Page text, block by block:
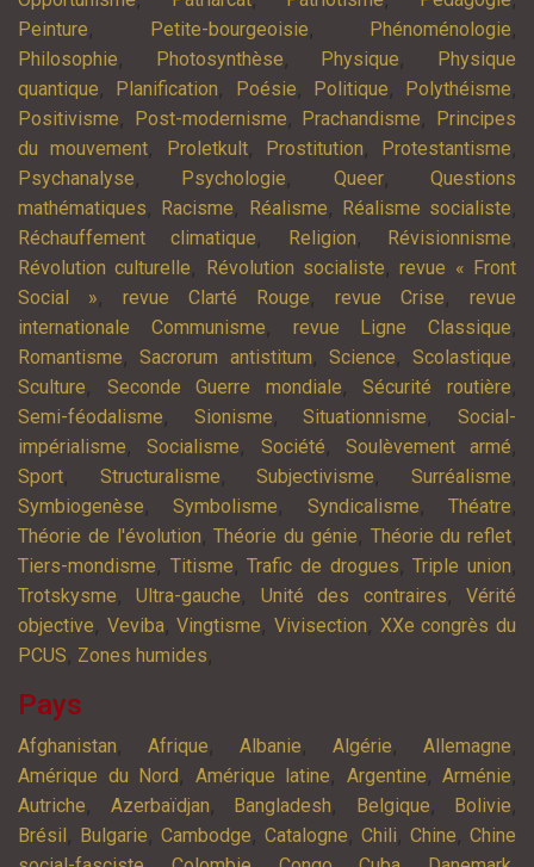
Peinture, Petite-bourgeoisie, Phénoménologie,
Philosophie, Photosynthèse, Physique,
Physique
quantique, Planification, Poésie, Politique, Polythéisme,
Positivisme, Post-modernisme, Prachandisme,
Principes
du mouvement, Proletkult, Prostitution, Protestantisme,
Psychanalyse, Psychologie, Queer,Questions
mathématiques, Racisme, Réalisme, Réalisme socialiste,
Réchauffement climatique, Religion, Révisionnisme,
Révolution culturelle, Révolution socialiste,revue « Front
Social », revue Clarté Rouge, revue Crise, revue
internationale Communisme, revue Ligne Classique,
Romantisme,Sacrorum antistitum, Science, Scolastique,
Sculture, Seconde Guerre mondiale,Sécurité routière,
Semi-féodalisme, Sionisme,Situationnisme,Social-
impérialisme,Socialisme, Société, Soulèvement armé,
Sport, Structuralisme,Subjectivisme,Surréalisme,
Symbiogenèse,Symbolisme, Syndicalisme,Théatre,
Théorie de l'évolution,Théorie du génie, Théorie du reflet,
Tiers-mondisme, Titisme,Trafic de drogues,Triple union,
Trotskysme,Ultra-gauche, Unité des contraires,Vérité
objective, Veviba,Vingtisme,Vivisection, XXe congrès du
PCUS, Zones humides,
Pays
Afghanistan, Afrique, Albanie, Algérie, Allemagne,
Amérique du Nord , Amérique latine, Argentine, Arménie,
Autriche, Azerbaïdjan, Bangladesh, Belgique, Bolivie,
Brésil , Bulgarie, Cambodge, Catalogne, Chili, Chine, Chine